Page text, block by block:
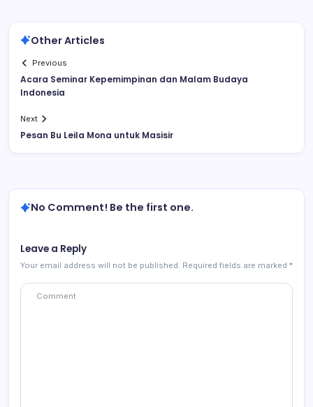
Other Articles
Previous
Acara Seminar Kepemimpinan dan Malam Budaya
Indonesia
Next
Pesan Bu Leila Mona untuk Masisir
No Comment! Be the first one.
Leave a Reply
Your email address will not be published. Required fields are marked *